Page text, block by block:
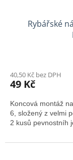
Rybářské
40,50 Kč bez DPH
49 Kč
Koncová montáž
6, složený z velmi
2 kusů pevnostníh